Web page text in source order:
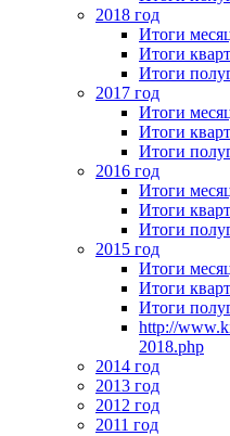
2018 год
Итоги
Итоги
Итоги
2017 год
Итоги
Итоги
Итоги
2016 год
Итоги
Итоги
Итоги
2015 год
Итоги
Итоги
Итоги
http://
2018.php
2014 год
2013 год
2012 год
2011 год